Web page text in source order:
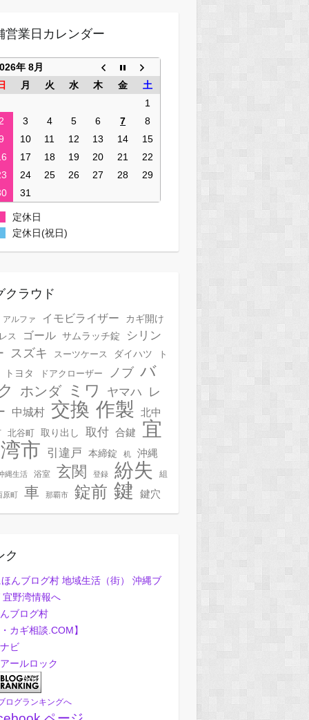
営業日カレンダー
年 8月
月 火 水 木 金
土
1
3 4 5 6 7
8
10 11 12 13 14
15
17 18 19 20 21
22
24 25 26 27 28
29
31
定休日
定休日(祝日)
クラウド
アルファ イモビライザー
カギ開け
ス
ゴール サムラッチ錠
シリン
スズキ スーツケース ダイハツ ト
トヨタ ドアクローザー ノブ バ
ホンダ ミワ ヤマハ
レ
中城村 交換 作製
北中
北谷町 取り出し 取付 合鍵
宜
市 引違戸 本締錠 机 沖縄
縄生活 浴室 玄関 登録 紛失 組
原町 車 那覇市 錠前 鍵 鍵穴
ク
ブログ村
カギ相談.COM】
ビ
ールロック
ログランキングへ